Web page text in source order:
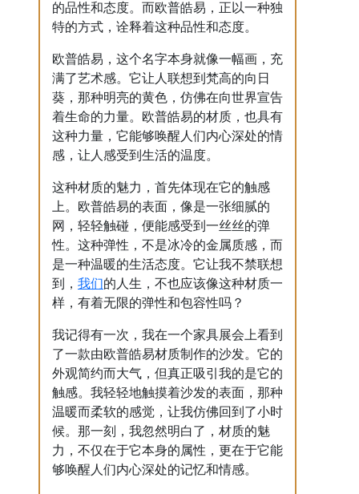
的品性和态度。而欧普皓易，正以一种独
特的方式，诠释着这种品性和态度。
欧普皓易，这个名字本身就像一幅画，充
满了艺术感。它让人联想到梵高的向日
葵，那种明亮的黄色，仿佛在向世界宣告
着生命的力量。欧普皓易的材质，也具有
这种力量，它能够唤醒人们内心深处的情
感，让人感受到生活的温度。
这种材质的魅力，首先体现在它的触感
上。欧普皓易的表面，像是一张细腻的
网，轻轻触碰，便能感受到一丝丝的弹
性。这种弹性，不是冰冷的金属质感，而
是一种温暖的生活态度。它让我不禁联想
到， 我们的人生，不也应该像这种材质一
样，有着无限的弹性和包容性吗？
我记得有一次，我在一个家具展会上看到
了一款由欧普皓易材质制作的沙发。它的
外观简约而大气，但真正吸引我的是它的
触感。我轻轻地触摸着沙发的表面，那种
温暖而柔软的感觉，让我仿佛回到了小时
候。那一刻，我忽然明白了，材质的魅
力，不仅在于它本身的属性，更在于它能
够唤醒人们内心深处的记忆和情感。